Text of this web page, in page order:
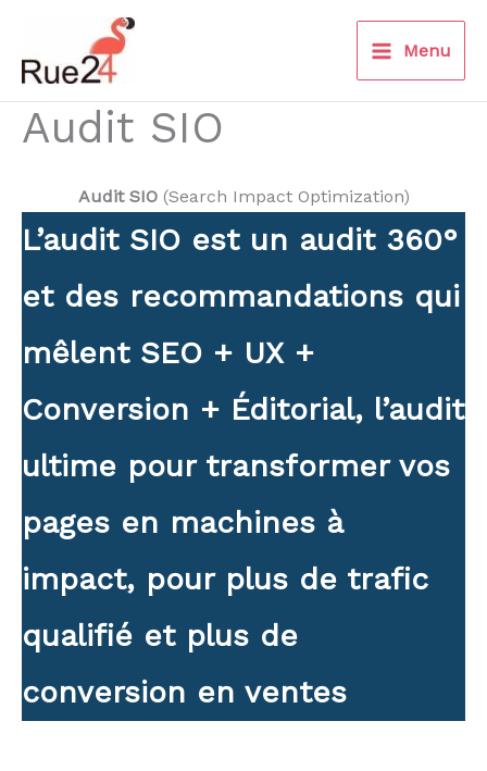
contenu
Menu
Audit SIO
Audit SIO (Search Impact Optimization)
L’audit SIO est un audit 360°
et des recommandations qui
mêlent SEO + UX +
Conversion + Éditorial, l’audit
ultime pour transformer vos
pages en machines à
impact, pour plus de trafic
qualifié et plus de
conversion en ventes